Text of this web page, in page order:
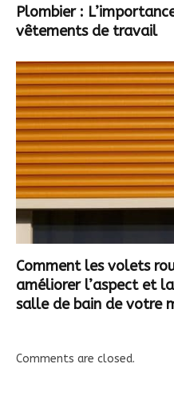
Plombier :
vêtements de travail
Comment les volets
améliorer l’aspect et
salle de bain de votre
Comments are closed.